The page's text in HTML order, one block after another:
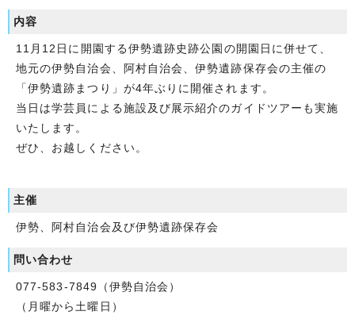
内容
11月12日に開園する伊勢遺跡史跡公園の開園日に併せて、
地元の伊勢自治会、阿村自治会、伊勢遺跡保存会の主催の
「伊勢遺跡まつり」が4年ぶりに開催されます。
当日は学芸員による施設及び展示紹介のガイドツアーも実施
いたします。
ぜひ、お越しください。
主催
伊勢、阿村自治会及び伊勢遺跡保存会
問い合わせ
077-583-7849（伊勢自治会）
（月曜から土曜日）